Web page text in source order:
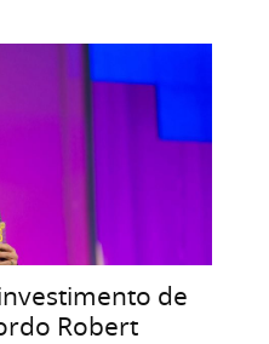
de
Robert